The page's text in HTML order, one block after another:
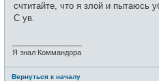
счтитайте, что я злой и пытаюсь
С ув.
Я знал Коммандора
Вернуться к началу